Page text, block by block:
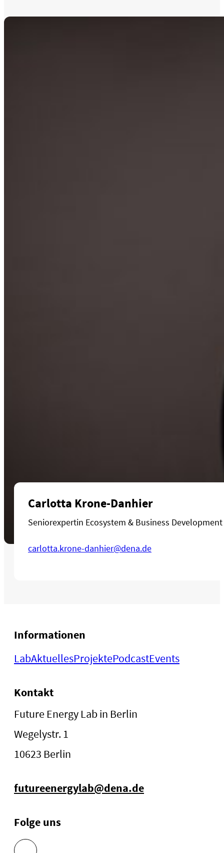
Carlotta Krone-Danhier
Seniorexpertin Ecosystem & Business
carlotta.krone-danhier@dena.de
Informationen
LabAktuellesProjektePodcastEvents
Kontakt
Future Energy Lab in Berlin
Wegelystr. 1
10623 Berlin
futureenergylab@dena.de
Folge uns